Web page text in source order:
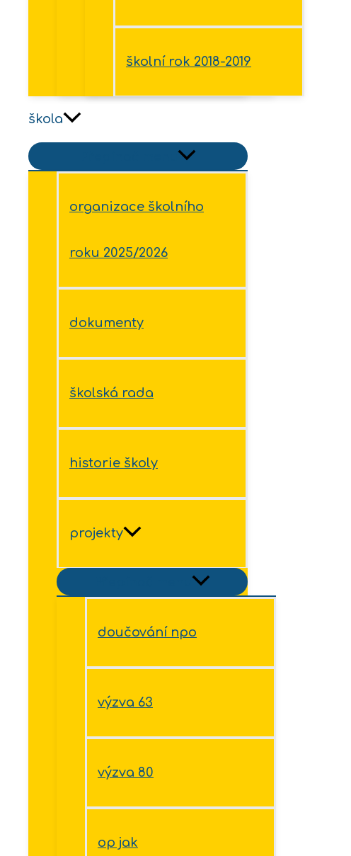
školní rok 2018-2019
škola
organizace školního
roku 2025/2026
dokumenty
školská rada
historie školy
projekty
doučování npo
výzva 63
výzva 80
op jak